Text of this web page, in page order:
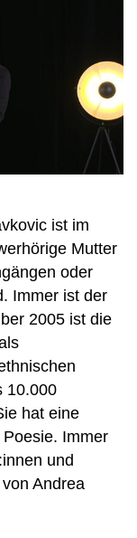
ist im
Mutter
oder
Immer ist der
2005 ist die
10.000
hat eine
Immer
und
Andrea